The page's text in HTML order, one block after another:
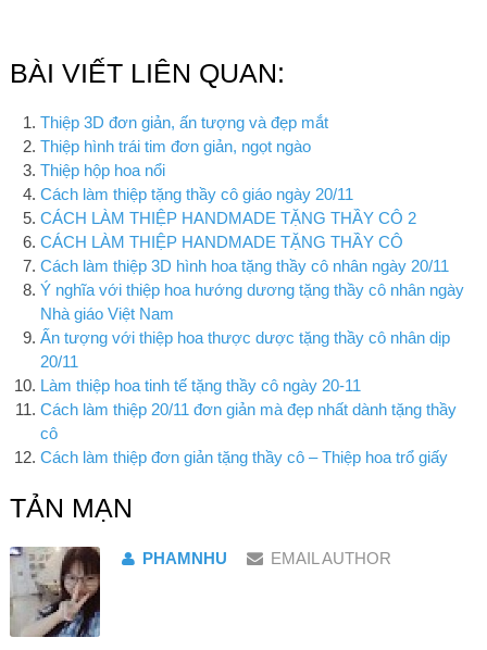
BÀI VIẾT LIÊN QUAN:
Thiệp 3D đơn giản, ấn tượng và đẹp mắt
Thiệp hình trái tim đơn giản, ngọt ngào
Thiệp hộp hoa nổi
Cách làm thiệp tặng thầy cô giáo ngày 20/11
CÁCH LÀM THIỆP HANDMADE TẶNG THẦY CÔ 2
CÁCH LÀM THIỆP HANDMADE TẶNG THẦY CÔ
Cách làm thiệp 3D hình hoa tặng thầy cô nhân ngày 20/11
Ý nghĩa với thiệp hoa hướng dương tặng thầy cô nhân ngày
Nhà giáo Việt Nam
Ấn tượng với thiệp hoa thược dược tặng thầy cô nhân dịp
20/11
Làm thiệp hoa tinh tế tặng thầy cô ngày 20-11
Cách làm thiệp 20/11 đơn giản mà đẹp nhất dành tặng thầy
cô
Cách làm thiệp đơn giản tặng thầy cô – Thiệp hoa trổ giấy
TẢN MẠN
PHAMNHU EMAIL AUTHOR